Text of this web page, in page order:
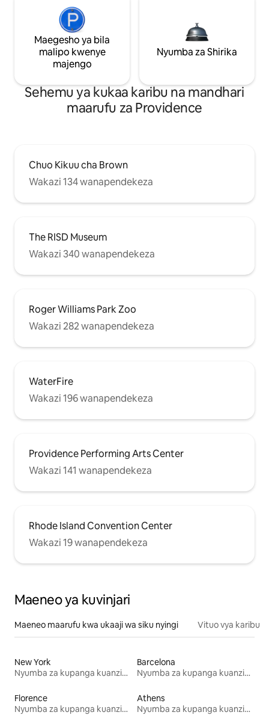
Maegesho ya bila
malipo kwenye
majengo
Nyumba za Shirika
Sehemu ya kukaa karibu na mandhari
maarufu za Providence
Chuo Kikuu cha Brown
Wakazi 134 wanapendekeza
The RISD Museum
Wakazi 340 wanapendekeza
Roger Williams Park Zoo
Wakazi 282 wanapendekeza
WaterFire
Wakazi 196 wanapendekeza
Providence Performing Arts Center
Wakazi 141 wanapendekeza
Rhode Island Convention Center
Wakazi 19 wanapendekeza
Maeneo ya kuvinjari
Maeneo maarufu kwa ukaaji wa siku nyingi Vituo vya karibu
New York
Nyumba za kupanga kuanzia mwezi mmoja
Barcelona
Nyumba za kupanga kuanzia mwezi mmoja
Florence
Nyumba za kupanga kuanzia mwezi mmoja
Athens
Nyumba za kupanga kuanzia mwezi mmoja